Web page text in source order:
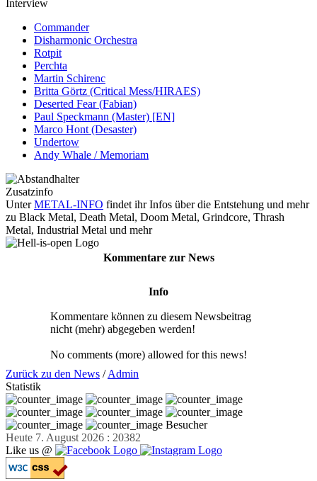
Interview
Commander
Disharmonic Orchestra
Rotpit
Perchta
Martin Schirenc
Britta Görtz (Critical Mess/HIRAES)
Deserted Fear (Fabian)
Paul Speckmann (Master) [EN]
Marco Hont (Desaster)
Undertow
Andy Whale / Memoriam
Zusatzinfo
UnterMETAL-INFO findet ihr Infos über die Entstehung und mehr
zu Black Metal, Death Metal, Doom Metal, Grindcore, Thrash
Metal, Industrial Metal und mehr
Kommentare zur News
Info
Kommentare können zu diesem Newsbeitrag
nicht (mehr) abgegeben werden!
No comments (more) allowed for this news!
Zurück zu den News /Admin
Statistik
Besucher
Heute 7. August 2026 : 20382
Like us @